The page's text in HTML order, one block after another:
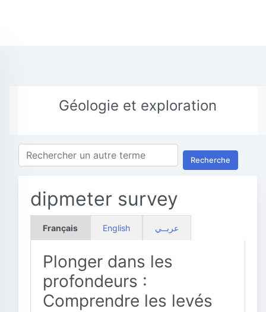
Géologie et exploration
Recherche
dipmeter survey
Français English عربــي
Plonger dans les
profondeurs :
Comprendre les levés